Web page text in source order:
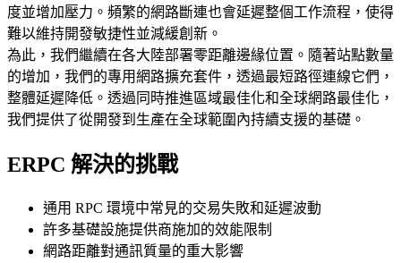
度並增加壓力。頻繁的網路斷連也會延遲整個工作流程，使得
難以維持開發敏捷性並減緩創新。
為此，我們繼續在各大陸部署零距離邊緣位置。隨著站點數量
的增加，我們的專用網路擴充套件，透過最短路徑連線它們，
整體延遲降低。透過同時推進區域最佳化和全球網路最佳化，
我們提供了從開發到生產在全球範圍內持續支援的基礎。
ERPC 解決的挑戰
通用 RPC 環境中常見的交易失敗和延遲波動
許多基礎設施提供商施加的效能限制
網路距離對通訊質量的重大影響